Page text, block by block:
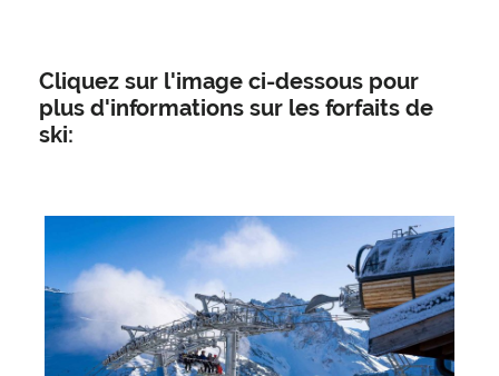
Cliquez sur l'image ci-dessous pour
plus d'informations sur les forfaits de
ski: